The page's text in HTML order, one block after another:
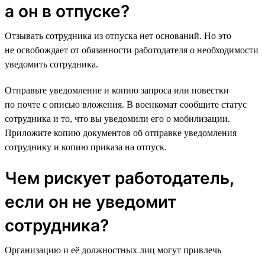
а он в отпуске?
Отзывать сотрудника из отпуска нет оснований. Но это
не освобождает от обязанности работодателя о необходимости
уведомить сотрудника.
Отправьте уведомление и копию запроса или повестки
по почте с описью вложения. В военкомат сообщите статус
сотрудника и то, что вы уведомили его о мобилизации.
Приложите копию документов об отправке уведомления
сотруднику и копию приказа на отпуск.
Чем рискует работодатель,
если он не уведомит
сотрудника?
Организацию и её должностных лиц могут привлечь